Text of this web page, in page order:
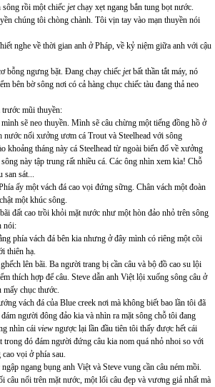
sông rồi một chiếc jetchạy xẹt ngang bắn tung bọt nước.
chúng tôi chòng chành. Tôi vịn tay vào mạn thuyền nói
nghe về thời gian anh ở Pháp, về kỷ niệm giữa anh với cậu
bỗng ngưng bặt. Đang chạy chiếc jetbất thần tắt máy, nó
bên bờ sông nơi có cả hàng chục chiếc tàu đang thả neo
trước mũi thuyền:
sẽ neo thuyền. Mình sẽ câu chừng một tiếng đồng hồ ở
nước nối xưởng ươm cá Trout và Steelhead với sông
khoảng tháng này cá Steelhead từ ngoài biển đổ về xưởng
này tập trung rất nhiều cá. Các ông nhìn xem kìa! Chỗ
san sát...
ấy một vách đá cao vọi đứng sững. Chân vách một đoàn
một khúc sông.
đất cao trồi khỏi mặt nước như một hòn đảo nhỏ trên sông
nói:
phía vách đá bên kia nhưng ở đây mình có riêng một cõi
thiên hạ.
lên bãi. Ba người trang bị cần câu và bộ đồ cao su lội
thích hợp để câu. Steve dẫn anh Việt lội xuống sông câu ở
mấy chục thước.
vách đá của Blue creek nơi mà không biết bao lần tôi đã
người đông đảo kia và nhìn ra mặt sông chỗ tôi đang
nhìn cái view ngược lại lần đầu tiên tôi thấy được hết cái
trong đó đám người đứng câu kia nom quá nhỏ nhoi so với
vọi ở phía sau.
ngang bụng anh Việt và Steve vung cần câu ném mồi.
câu nổi trên mặt nước, một lối câu đẹp và vương giả nhất mà